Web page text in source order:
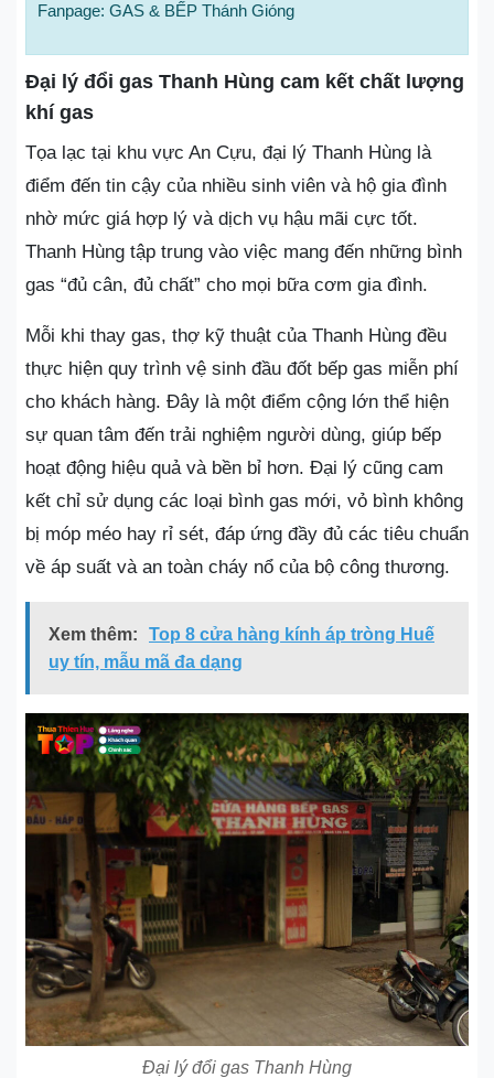
Fanpage: GAS & BẾP Thánh Gióng
Đại lý đổi gas Thanh Hùng cam kết chất lượng
khí gas
Tọa lạc tại khu vực An Cựu, đại lý Thanh Hùng là
điểm đến tin cậy của nhiều sinh viên và hộ gia đình
nhờ mức giá hợp lý và dịch vụ hậu mãi cực tốt.
Thanh Hùng tập trung vào việc mang đến những bình
gas “đủ cân, đủ chất” cho mọi bữa cơm gia đình.
Mỗi khi thay gas, thợ kỹ thuật của Thanh Hùng đều
thực hiện quy trình vệ sinh đầu đốt bếp gas miễn phí
cho khách hàng. Đây là một điểm cộng lớn thể hiện
sự quan tâm đến trải nghiệm người dùng, giúp bếp
hoạt động hiệu quả và bền bỉ hơn. Đại lý cũng cam
kết chỉ sử dụng các loại bình gas mới, vỏ bình không
bị móp méo hay rỉ sét, đáp ứng đầy đủ các tiêu chuẩn
về áp suất và an toàn cháy nổ của bộ công thương.
Xem thêm:
Top 8 cửa hàng kính áp tròng Huế
uy tín, mẫu mã đa dạng
Đại lý đổi gas Thanh Hùng